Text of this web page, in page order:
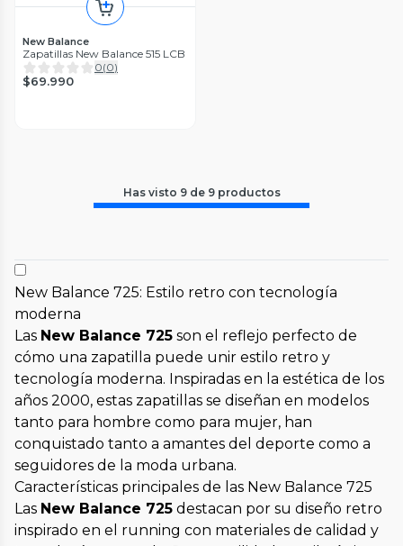
New Balance
Zapatillas New Balance 515 LCB
0(0)
$69.990
Has visto 9de 9 productos
New Balance 725: Estilo retro con tecnología
moderna
Las New Balance 725 son el reflejo perfecto de
cómo una zapatilla puede unir estilo retro y
tecnología moderna. Inspiradas en la estética de los
años 2000, estas zapatillas se diseñan en modelos
tanto para hombre como para mujer, han
conquistado tanto a amantes del deporte como a
seguidores de la moda urbana.
Características principales de las New Balance 725
Las New Balance 725 destacan por su diseño retro
inspirado en el running con materiales de calidad y